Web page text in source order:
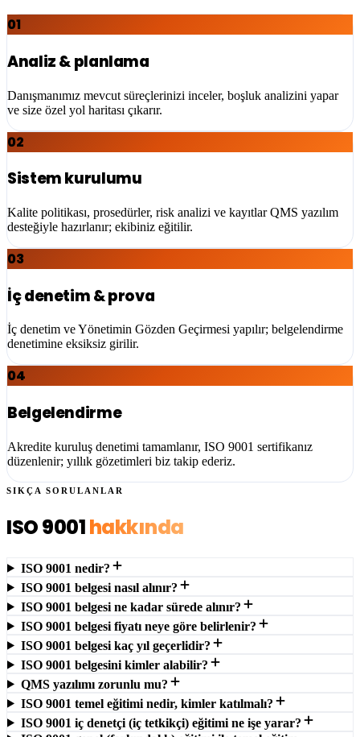
01
Analiz & planlama
Danışmanımız mevcut süreçlerinizi inceler, boşluk analizini yapar
ve size özel yol haritası çıkarır.
02
Sistem kurulumu
Kalite politikası, prosedürler, risk analizi ve kayıtlar QMS yazılım
desteğiyle hazırlanır; ekibiniz eğitilir.
03
İç denetim & prova
İç denetim ve Yönetimin Gözden Geçirmesi yapılır; belgelendirme
denetimine eksiksiz girilir.
04
Belgelendirme
Akredite kuruluş denetimi tamamlanır, ISO 9001 sertifikanız
düzenlenir; yıllık gözetimleri biz takip ederiz.
SIKÇA SORULANLAR
ISO 9001hakkında
ISO 9001 nedir?
ISO 9001 belgesi nasıl alınır?
ISO 9001 belgesi ne kadar sürede alınır?
ISO 9001 belgesi fiyatı neye göre belirlenir?
ISO 9001 belgesi kaç yıl geçerlidir?
ISO 9001 belgesini kimler alabilir?
QMS yazılımı zorunlu mu?
ISO 9001 temel eğitimi nedir, kimler katılmalı?
ISO 9001 iç denetçi (iç tetkikçi) eğitimi ne işe yarar?